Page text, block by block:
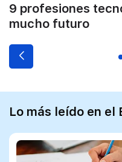
9 profesiones
mucho futuro
Lo más leído en el